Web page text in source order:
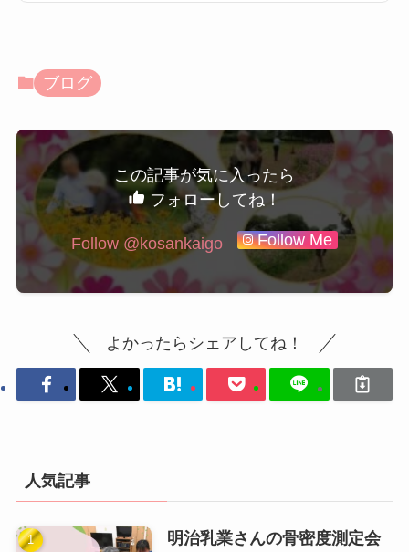
ブログ
この記事が気に入ったら
フォローしてね！
Follow Me
よかったらシェアしてね！
人気記事
明治乳業さんの骨密度測定会